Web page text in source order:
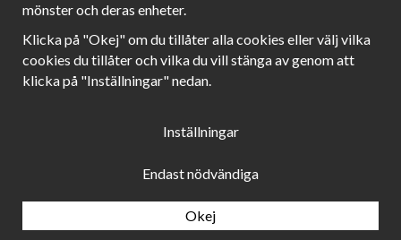
mönster och deras enheter.
Klicka på "Okej" om du tillåter alla cookies eller välj vilka
cookies du tillåter och vilka du vill stänga av genom att
klicka på "Inställningar" nedan.
Inställningar
Endast nödvändiga
Okej